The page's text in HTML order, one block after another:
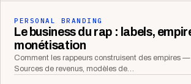
PERSONAL BRANDING
Le business du rap : labels,
monétisation
Comment les rappeurs construisent des empires
Sources de revenus, modèles de…